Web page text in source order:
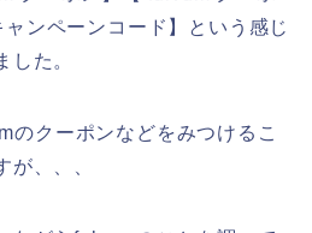
ンペーンコード】という感じ
した。
のクーポンなどをみつけるこ
が、、、